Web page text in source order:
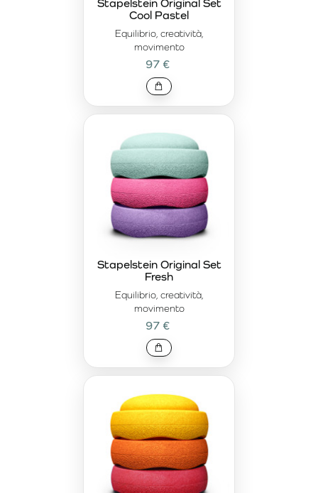
Equilibrio, creatività,
movimento
Stapelstein Original Set
Cool Pastel
97 €
Equilibrio, creatività,
movimento
Stapelstein Original Set
Fresh
97 €